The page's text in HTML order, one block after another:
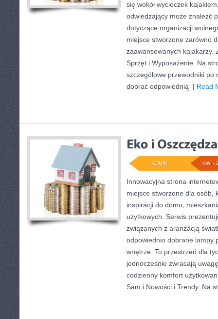
się wokół wycieczek
odwiedzający może znaleźć
dotyczące organizacji
miejsce stworzone zarówno
zaawansowanych kajakarzy.
Sprzęt i Wyposażenie. Na
szczegółowe przewodniki
dobrać odpowiednią [ Read
KWI -
ADMIN
Innowacyjna strona
miejsce stworzone dla osób,
inspiracji do domu,
użytkowych. Serwis
związanych z aranżacją
odpowiednio dobrane lampy
wnętrze. To przestrzeń dla
jednocześnie zwracają
codzienny komfort
Sam i Nowości i Trendy. Na